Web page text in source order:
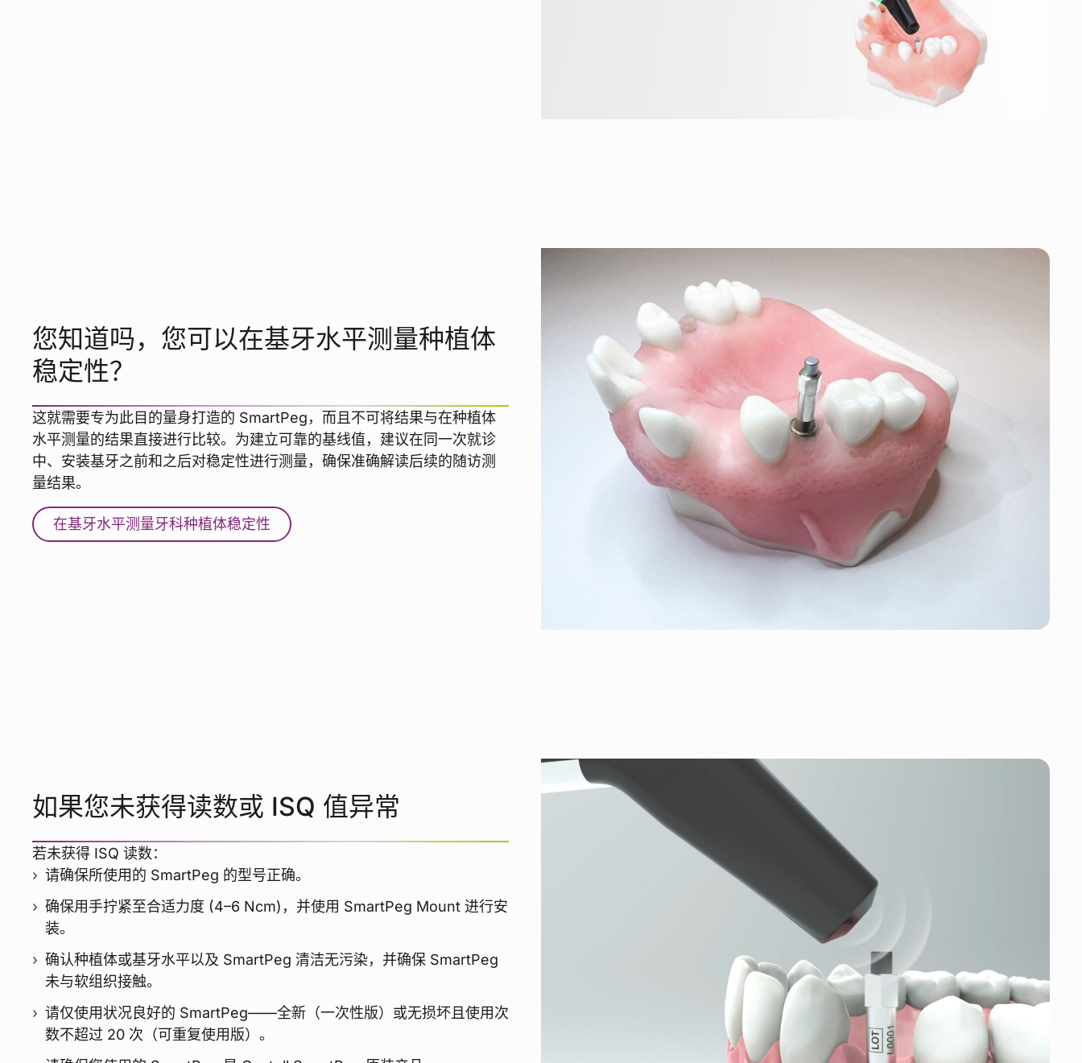
您知道吗，您可以在基牙水平测量种植体
稳定性？
这就需要专为此目的量身打造的 SmartPeg，而且不可将结果与在种植体
水平测量的结果直接进行比较。为建立可靠的基线值，建议在同一次就诊
中、安装基牙之前和之后对稳定性进行测量，确保准确解读后续的随访测
量结果。
在基牙水平测量牙科种植体稳定性
如果您未获得读数或 ISQ 值异常
若未获得 ISQ 读数：
请确保所使用的 SmartPeg 的型号正确。
确保用手拧紧至合适力度 (4–6 Ncm)，并使用 SmartPeg Mount 进行安
装。
确认种植体或基牙水平以及 SmartPeg 清洁无污染，并确保 SmartPeg
未与软组织接触。
请仅使用状况良好的 SmartPeg——全新（一次性版）或无损坏且使用次
数不超过 20 次（可重复使用版）。